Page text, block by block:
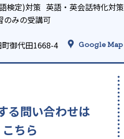
検定)対策 英語・英会話特化対策
のみの受講可
御代田1668-4
Google Map
る問い合わせは
こちら